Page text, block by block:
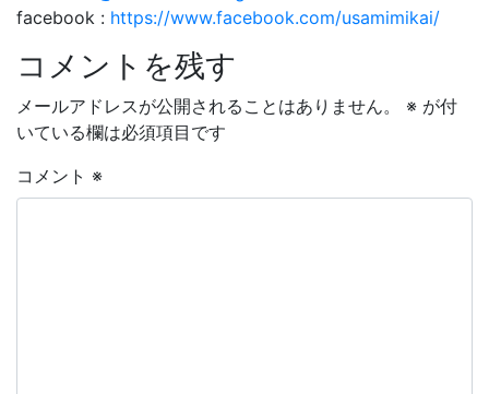
facebook : https://www.facebook.com/usamimikai/
コメントを残す
メールアドレスが公開されることはありません。 ※ が付
いている欄は必須項目です
コメント ※